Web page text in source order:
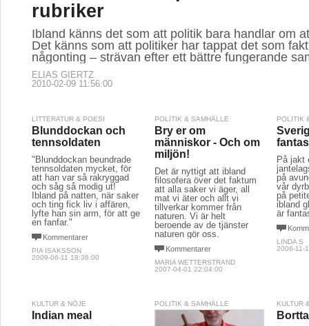
rubriker
Ibland känns det som att politik bara handlar om
Det känns som att politiker har tappat det som
någonting – strävan efter ett bättre fungerande
ELIAS GIERTZ
2010-02-09 11:56:00
LITTERATUR & POESI
Blunddockan och
tennsoldaten
"Blunddockan beundrade
tennsoldaten mycket, för
att han var så rakryggad
och såg så modig ut!
Ibland på natten, när saker
och ting fick liv i affären,
lyfte han sin arm, för att ge
en fanfar."
Kommentarer
PIA ISAKSSON
2009-06-11 18:36:00
POLITIK & SAMHÄLLE
Bry er om
människor - Och om
miljön!
Det är nyttigt att ibland
filosofera över det faktum
att alla saker vi äger, all
mat vi äter och allt vi
tillverkar kommer från
naturen. Vi är helt
beroende av de tjänster
naturen gör oss.
Kommentarer
MARIA WETTERSTRAND
2007-04-01 22:04:00
POLITIK
På jakt
på
vår
på
ibland
är
LINDA S
2006-11-
KULTUR & NÖJE
Indian meal
POLITIK & SAMHÄLLE KULTUR